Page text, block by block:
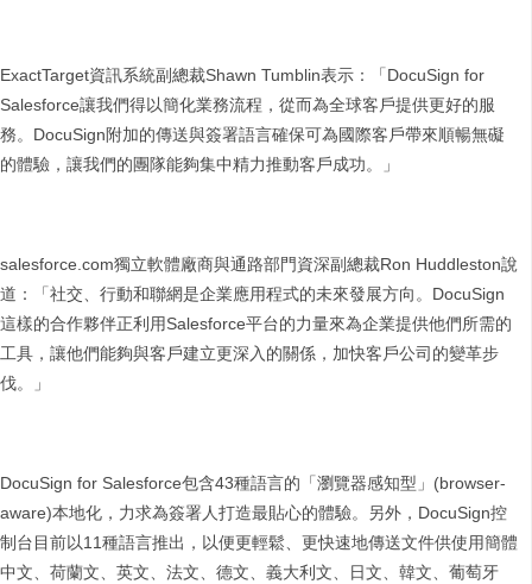
ExactTarget資訊系統副總裁Shawn Tumblin表示：「DocuSign for
Salesforce讓我們得以簡化業務流程，從而為全球客戶提供更好的服
務。DocuSign附加的傳送與簽署語言確保可為國際客戶帶來順暢無礙
的體驗，讓我們的團隊能夠集中精力推動客戶成功。」
salesforce.com獨立軟體廠商與通路部門資深副總裁Ron Huddleston說
道：「社交、行動和聯網是企業應用程式的未來發展方向。DocuSign
這樣的合作夥伴正利用Salesforce平台的力量來為企業提供他們所需的
工具，讓他們能夠與客戶建立更深入的關係，加快客戶公司的變革步
伐。」
DocuSign for Salesforce包含43種語言的「瀏覽器感知型」(browser-
aware)本地化，力求為簽署人打造最貼心的體驗。另外，DocuSign控
制台目前以11種語言推出，以便更輕鬆、更快速地傳送文件供使用簡體
中文、荷蘭文、英文、法文、德文、義大利文、日文、韓文、葡萄牙